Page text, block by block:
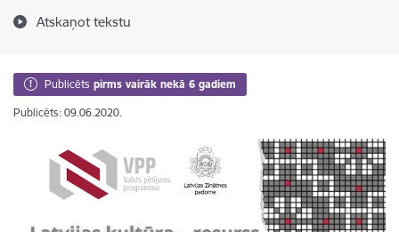
Atskaņot tekstu
Publicēts pirms vairāk nekā 6 gadiem
Publicēts: 09.06.2020.